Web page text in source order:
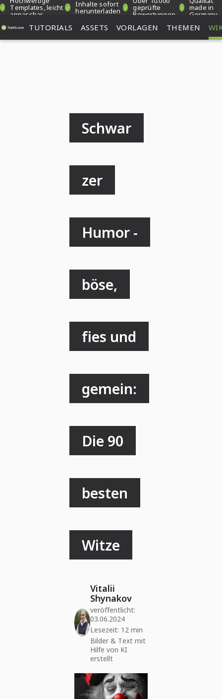
Templates, leicht
anpassbar
Inhalte sofort
herunterladen geprüfte
Bewertungen
made in
Germany
TUTORIALS ASSETS VORLAGEN THEMEN
Schwar
zer
Humor -
böse,
fies und
gemein:
Die 90
besten
Witze
Vitalii
Shynakov
veröffentlicht:
03.06.2024
Lesezeit: 12 min
Bilder & Text mit
Hilfe von KI
erstellt